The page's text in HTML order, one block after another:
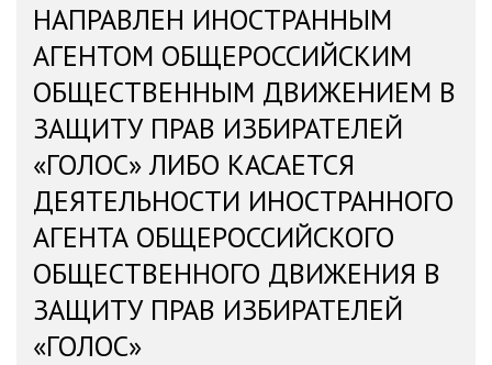
НАПРАВЛЕН ИНОСТРАННЫМ
АГЕНТОМ ОБЩЕРОССИЙСКИМ
ОБЩЕСТВЕННЫМ ДВИЖЕНИЕМ В
ЗАЩИТУ ПРАВ ИЗБИРАТЕЛЕЙ
«ГОЛОС» ЛИБО КАСАЕТСЯ
ДЕЯТЕЛЬНОСТИ ИНОСТРАННОГО
АГЕНТА ОБЩЕРОССИЙСКОГО
ОБЩЕСТВЕННОГО ДВИЖЕНИЯ В
ЗАЩИТУ ПРАВ ИЗБИРАТЕЛЕЙ
«ГОЛОС»